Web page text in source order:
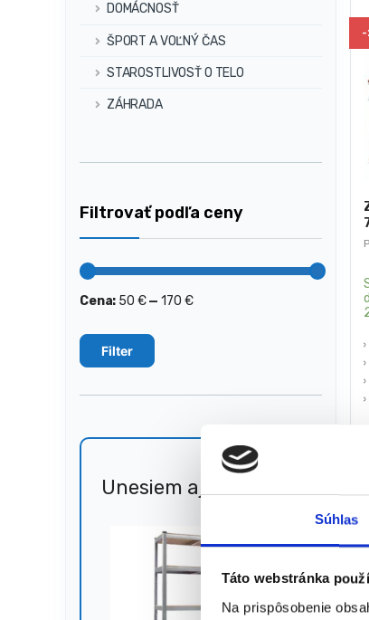
Súhlas
Táto webstránka
Na prispôsobenie
-
DOMÁCNOSŤ
ŠPORT A VOĽNÝ ČAS
STAROSTLIVOSŤ O TELO
ZÁHRADA
Filtrovať podľa ceny
Minimálna
Maximálna
Filter
Cena: 50 €—170 €
Unesiem aj 🐎 51%